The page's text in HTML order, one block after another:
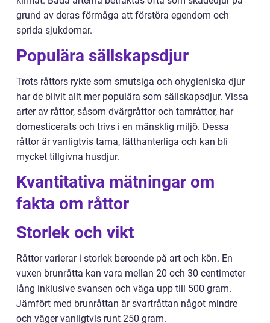
grund av deras förmåga att förstöra egendom och
sprida sjukdomar.
Populära sällskapsdjur
Trots råttors rykte som smutsiga och ohygieniska djur
har de blivit allt mer populära som sällskapsdjur. Vissa
arter av råttor, såsom dvärgråttor och tamråttor, har
domesticerats och trivs i en mänsklig miljö. Dessa
råttor är vanligtvis tama, lätthanterliga och kan bli
mycket tillgivna husdjur.
Kvantitativa mätningar om
fakta om råttor
Storlek och vikt
Råttor varierar i storlek beroende på art och kön. En
vuxen brunråtta kan vara mellan 20 och 30 centimeter
lång inklusive svansen och väga upp till 500 gram.
Jämfört med brunråttan är svartråttan något mindre
och väger vanligtvis runt 250 gram.